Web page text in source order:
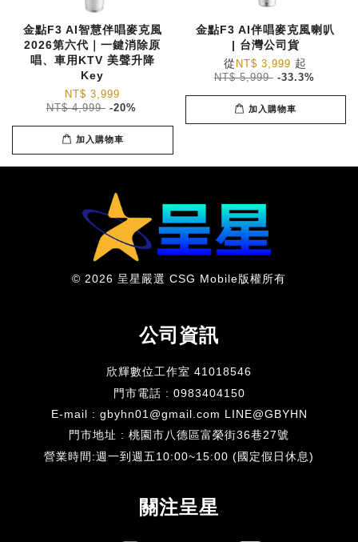
金點F3 AI智慧伴唱麥克風
2026第六代｜一鍵消除原
唱、車用KTV 美聲升降
Key
NT$ 3,999
NT$ 4,999 -20%
加入購物車
金點F3 AI伴唱麥克風喇叭
| 台灣公司貨
從 NT$ 3,999 起
NT$ 5,999 -33.3%
加入購物車
© 2026 呈星嚴選 CSG Mobile版權所有
公司資訊
欣輝數位工作室 41018546
門市電話 : 0983404150
E-mail : gbyhn01@gmail.com LINE@GBYHN
門市地址 : 桃園市八德區富榮街36巷27號
​營業時間:週一到週五10:00~15:00 (國定假日休息)
關注呈星